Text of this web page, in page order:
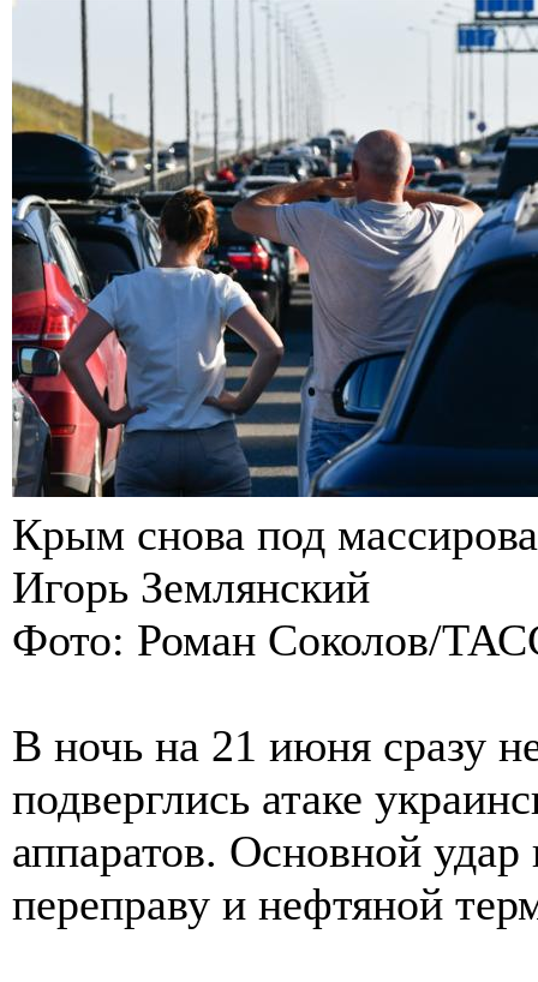
Крым снова под
Игорь Землянский
Фото: Роман Соколов/
В ночь на 21 июня сразу
подверглись атаке
аппаратов. Основной
переправу и нефтяной